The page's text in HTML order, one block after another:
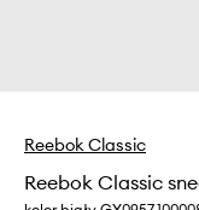
Reebok Classic
Reebok Classic